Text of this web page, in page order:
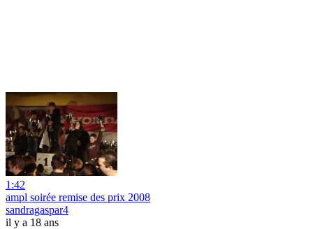
1:42
ampl soirée remise des prix 2008
sandragaspar4
il y a 18 ans